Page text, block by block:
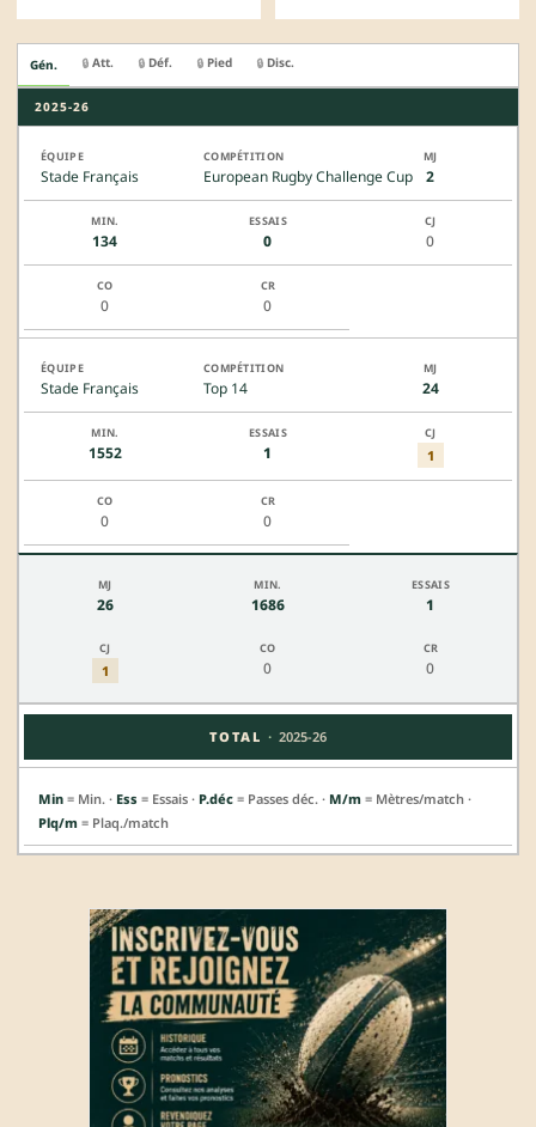
Gén. 🔒 Att. 🔒 Déf. 🔒 Pied 🔒 Disc.
2025-26
Stade Français European Rugby Challenge Cup 2
134 0 0
0 0
Stade Français Top 14 24
1552 1 1
0 0
26 1686 1
1 0 0
TOTAL · 2025-26
Min = Min. · Ess = Essais · P.déc = Passes déc. · M/m = Mètres/match ·
Plq/m = Plaq./match